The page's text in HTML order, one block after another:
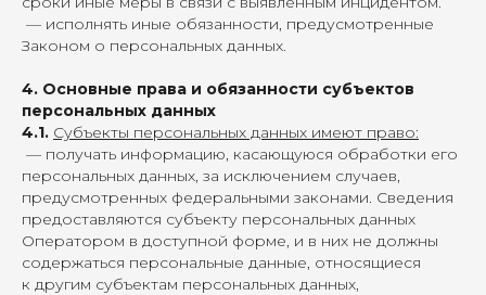
— исполнять иные обязанности, предусмотренные
Законом о персональных данных.
4. Основные права и обязанности субъектов
персональных данных
4.1. Субъекты персональных данных имеют право:
— получать информацию, касающуюся обработки его
персональных данных, за исключением случаев,
предусмотренных федеральными законами. Сведения
предоставляются субъекту персональных данных
Оператором в доступной форме, и в них не должны
содержаться персональные данные, относящиеся
к другим субъектам персональных данных,